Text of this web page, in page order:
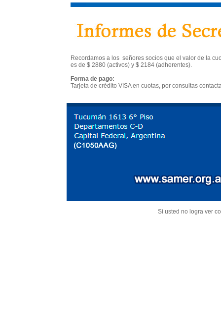
Recordamos a los señores socios que el valor de la
es de $ 2880 (activos) y $ 2184 (adherentes).
Forma de pago:
Tarjeta de crédito VISA en cuotas, por consultas
Si usted no logra ver